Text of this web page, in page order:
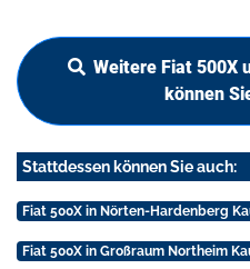
Weitere Fiat 500X
können
Stattdessen können Sie auch:
Fiat 500X in Nörten-Hardenberg
Fiat 500X in Großraum Northeim